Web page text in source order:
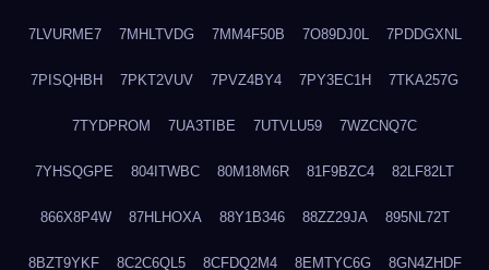
7LVURME7 7MHLTVDG 7MM4F50B 7O89DJ0L 7PDDGXNL
7PISQHBH 7PKT2VUV 7PVZ4BY4 7PY3EC1H 7TKA257G
7TYDPROM 7UA3TIBE 7UTVLU59 7WZCNQ7C
7YHSQGPE 804ITWBC 80M18M6R 81F9BZC4 82LF82LT
866X8P4W 87HLHOXA 88Y1B346 88ZZ29JA 895NL72T
8BZT9YKF 8C2C6QL5 8CFDQ2M4 8EMTYC6G 8GN4ZHDF